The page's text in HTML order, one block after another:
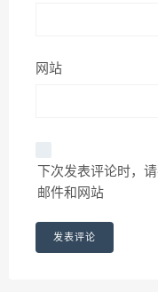
网站
下次发表评论时，
邮件和网站